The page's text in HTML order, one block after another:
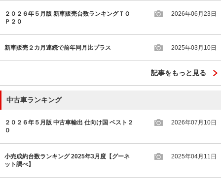
２０２６年５月版 新車販売台数ランキングＴＯ
Ｐ２０
2026年06月23日
新車販売２カ月連続で前年同月比プラス 2025年03月10日
記事をもっと見る
中古車ランキング
２０２６年５月版 中古車輸出 仕向け国 ベスト２
０
2026年07月10日
小売成約台数ランキング 2025年3月度【グーネ
ット調べ】
2025年04月11日